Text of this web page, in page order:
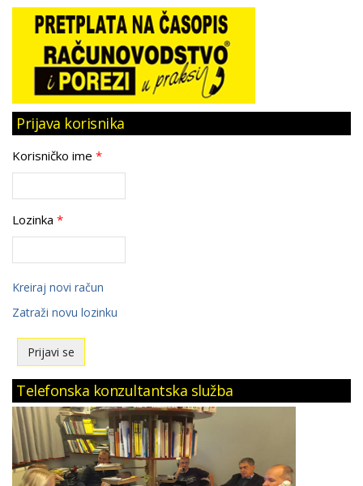
Prijava korisnika
Korisničko ime *
Lozinka *
Kreiraj novi račun
Zatraži novu lozinku
Telefonska konzultantska služba